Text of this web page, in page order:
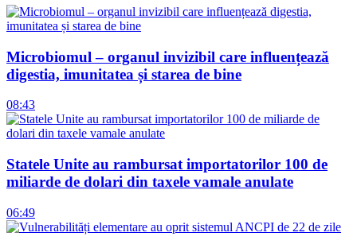
Microbiomul – organul invizibil care influențează
digestia, imunitatea și starea de bine
08:43
Statele Unite au rambursat importatorilor 100 de
miliarde de dolari din taxele vamale anulate
06:49